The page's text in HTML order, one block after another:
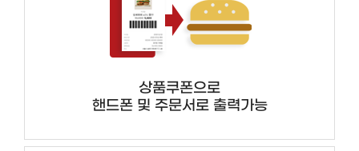
상품쿠폰으로
핸드폰 및 주문서로 출력가능